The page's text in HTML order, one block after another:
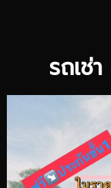
รถเช่